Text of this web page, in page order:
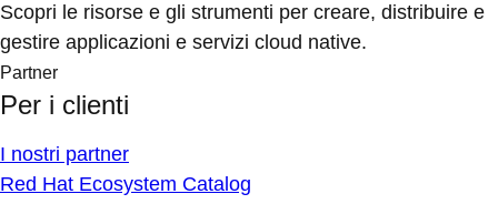
Scopri le risorse e gli strumenti per creare, distribuire e
gestire applicazioni e servizi cloud native.
Partner
Per i clienti
I nostri partner
Red Hat Ecosystem Catalog